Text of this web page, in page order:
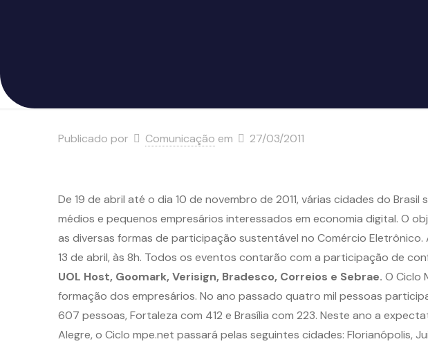
Publicado por Comunicação em 27/03/2011
De 19 de abril até o dia 10 de novembro de 2011, várias cidades do
médios e pequenos empresários interessados em economia digital. O
as diversas formas de participação sustentável no Comércio
13 de abril, às 8h. Todos os eventos contarão com a participação de
UOL Host, Goomark, Verisign, Bradesco, Correios e Sebrae. O Ciclo
formação dos empresários. No ano passado quatro mil pessoas
607 pessoas, Fortaleza com 412 e Brasília com 223. Neste ano a
Alegre, o Ciclo mpe.net passará pelas seguintes cidades: Florianópolis,